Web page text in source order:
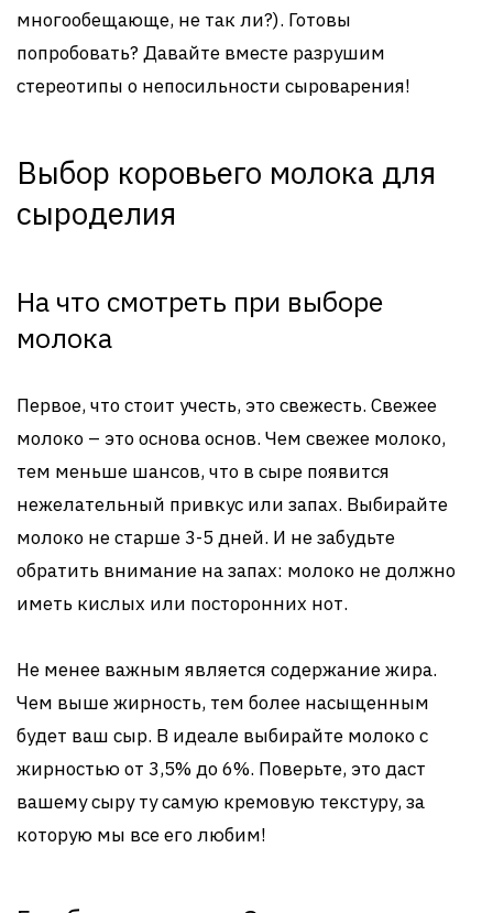
многообещающе, не так ли?). Готовы
попробовать? Давайте вместе разрушим
стереотипы о непосильности сыроварения!
Выбор коровьего молока для
сыроделия
На что смотреть при выборе
молока
Первое, что стоит учесть, это свежесть. Свежее
молоко – это основа основ. Чем свежее молоко,
тем меньше шансов, что в сыре появится
нежелательный привкус или запах. Выбирайте
молоко не старше 3-5 дней. И не забудьте
обратить внимание на запах: молоко не должно
иметь кислых или посторонних нот.
Не менее важным является содержание жира.
Чем выше жирность, тем более насыщенным
будет ваш сыр. В идеале выбирайте молоко с
жирностью от 3,5% до 6%. Поверьте, это даст
вашему сыру ту самую кремовую текстуру, за
которую мы все его любим!